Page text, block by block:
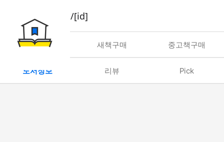
book/rent/[id]
대여 새책구매 중고책구매
도서정보 리뷰 Pick